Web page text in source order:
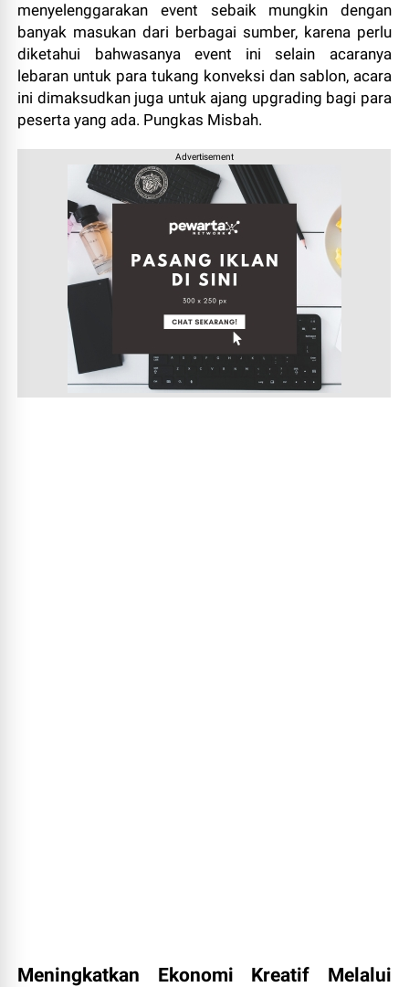
menyelenggarakan event sebaik mungkin dengan
banyak masukan dari berbagai sumber, karena perlu
diketahui bahwasanya event ini selain acaranya
lebaran untuk para tukang konveksi dan sablon, acara
ini dimaksudkan juga untuk ajang upgrading bagi para
peserta yang ada. Pungkas Misbah.
Advertisement
Meningkatkan Ekonomi Kreatif Melalui